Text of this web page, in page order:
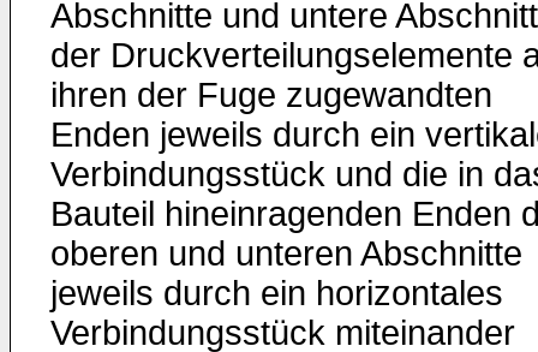
Abschnitte und untere
der Druckverteilungselemente
ihren der Fuge zugewandten
Enden jeweils durch ein
Verbindungsstück und die in
Bauteil hineinragenden Enden
oberen und unteren Abschnitte
jeweils durch ein horizontales
Verbindungsstück miteinander